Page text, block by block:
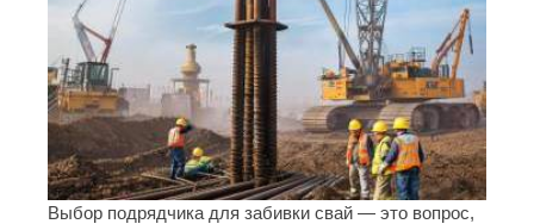
Выбор подрядчика для забивки свай — это вопрос,